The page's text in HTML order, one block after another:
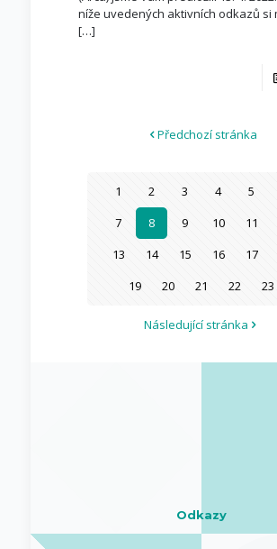
níže uvedených aktivních odkazů si
[…]
Předchozí stránka
1 2 3 4 5
7
8 9 10 11
13
14 15 16 17
19
20 21 22 23
Následující stránka
Odkazy